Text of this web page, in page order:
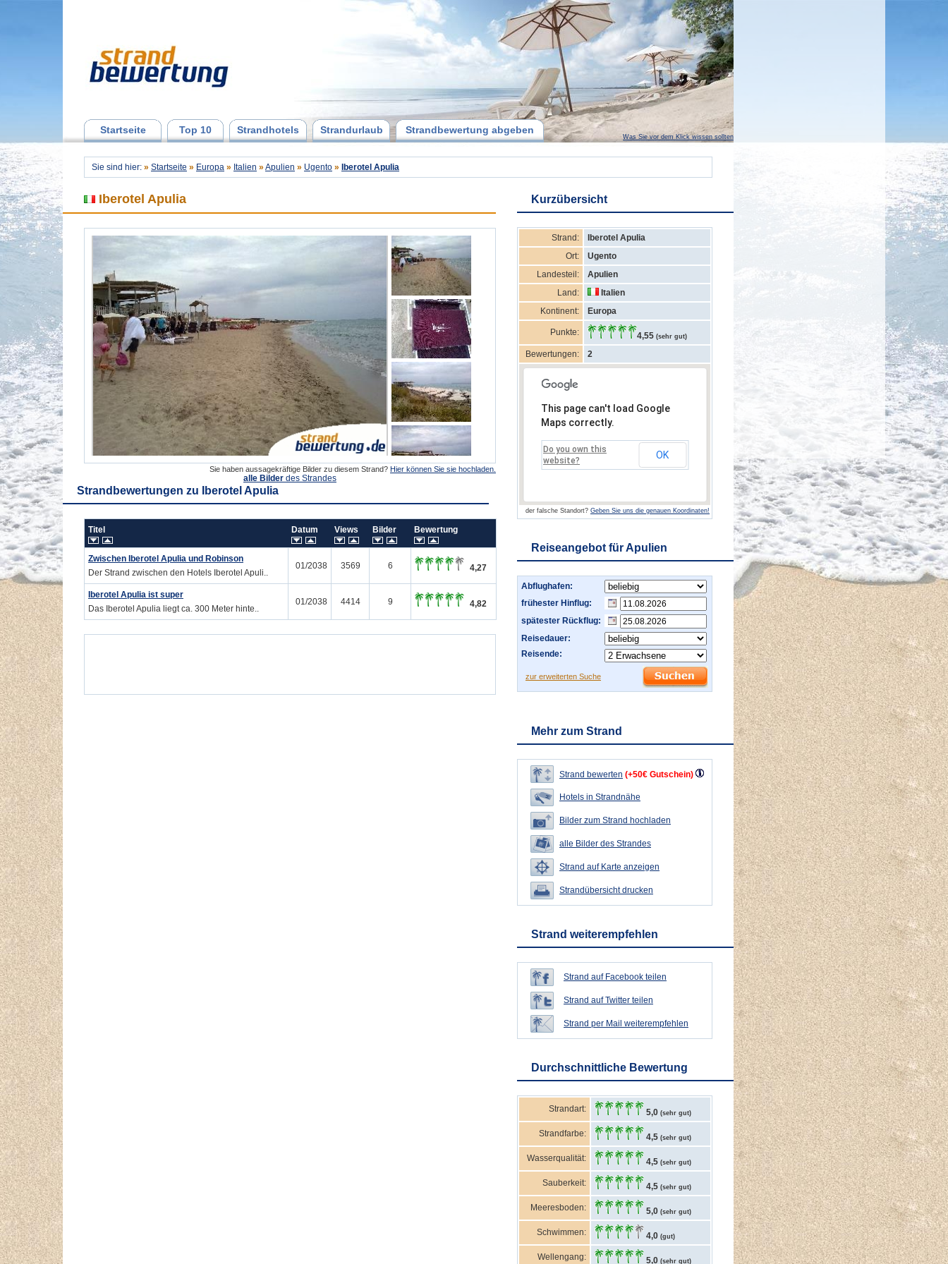
Startseite Top 10 Strandhotels Strandurlaub Strandbewertung abgeben
Was Sie vor dem Klick wissen sollten
Sie sind hier: » Startseite » Europa » Italien » Apulien » Ugento » Iberotel Apulia
Iberotel Apulia
Sie haben aussagekräftige Bilder zu diesem Strand? Hier können Sie sie hochladen.
alle Bilder des Strandes
Strandbewertungen zu Iberotel Apulia
Titel Datum Views Bilder Bewertung
Zwischen Iberotel Apulia und Robinson
Der Strand zwischen den Hotels Iberotel Apuli..
01/2038 3569 6 4,27
Iberotel Apulia ist super
Das Iberotel Apulia liegt ca. 300 Meter hinte..
01/2038 4414 9 4,82
Kurzübersicht
Strand:
Iberotel Apulia
Ort:
Ugento
Landesteil:
Apulien
Land:
Italien
Kontinent:
Europa
Punkte: 4,55 (sehr gut)
Bewertungen: 2
This page can't load Google
Maps correctly.
Do you own this
website?
OK
der falsche Standort? Geben Sie uns die genauen Koordinaten!
Reiseangebot für Apulien
Abflughafen:
frühester Hinflug:
spätester Rückflug:
Reisedauer:
Reisende:
zur erweiterten Suche
Mehr zum Strand
Strand bewerten (+50€ Gutschein)
Hotels in Strandnähe
Bilder zum Strand hochladen
alle Bilder des Strandes
Strand auf Karte anzeigen
Strandübersicht drucken
Strand weiterempfehlen
Strand auf Facebook teilen
Strand auf Twitter teilen
Strand per Mail weiterempfehlen
Durchschnittliche Bewertung
Strandart: 5,0 (sehr gut)
Strandfarbe: 4,5 (sehr gut)
Wasserqualität: 4,5 (sehr gut)
Sauberkeit: 4,5 (sehr gut)
Meeresboden: 5,0 (sehr gut)
Schwimmen: 4,0 (gut)
Wellengang: 5,0 (sehr gut)